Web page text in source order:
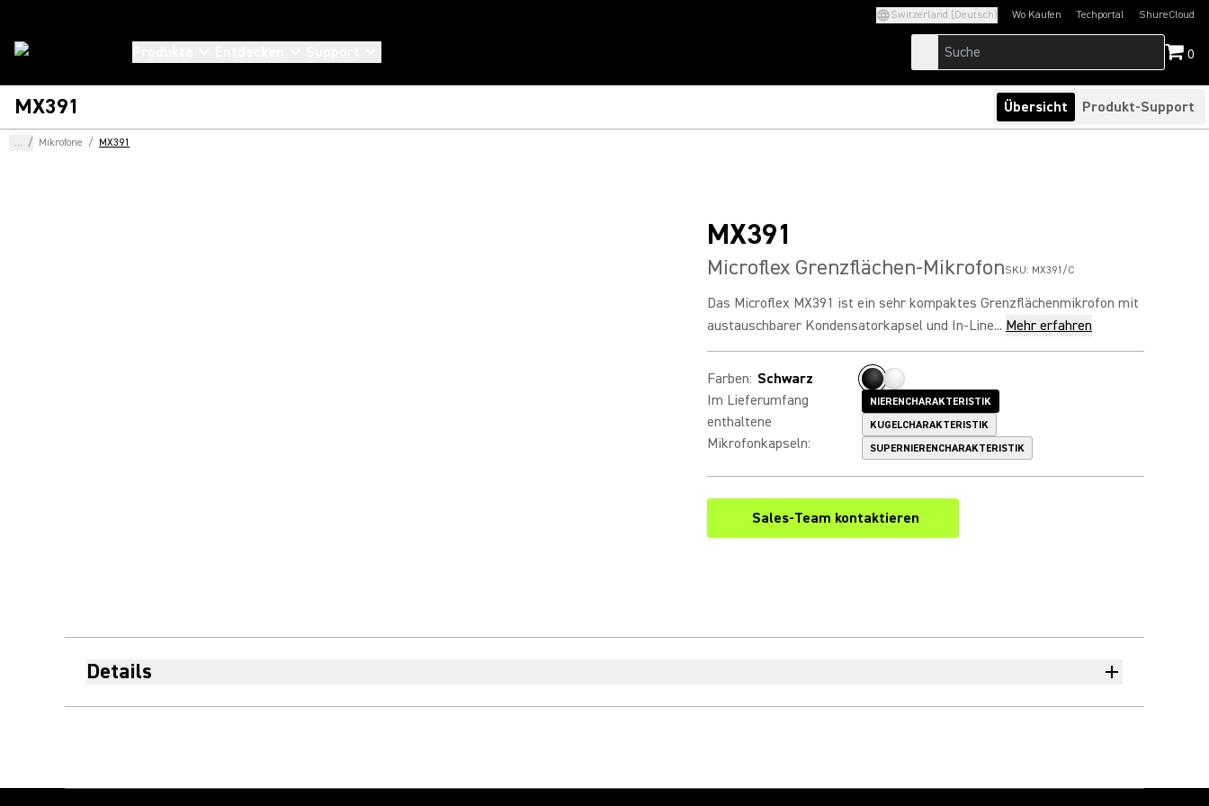
Switzerland (Deutsch) Wo Kaufen Techportal
(Opens in a new tab)ShureCloud
(Opens in a new
0
MX391 Übersicht Produkt-Support
... / Mikrofone / MX391
MX391
Microflex Grenzflächen-MikrofonSKU: MX391/C
Das Microflex MX391 ist ein sehr kompaktes Grenzflächenmikrofon mit
austauschbarer Kondensatorkapsel und In-Line... Mehr erfahren
Farben: Schwarz
Im Lieferumfang
enthaltene
Mikrofonkapseln:
NIERENCHARAKTERISTIK
KUGELCHARAKTERISTIK
SUPERNIERENCHARAKTERISTIK
Sales-Team kontaktieren
Details